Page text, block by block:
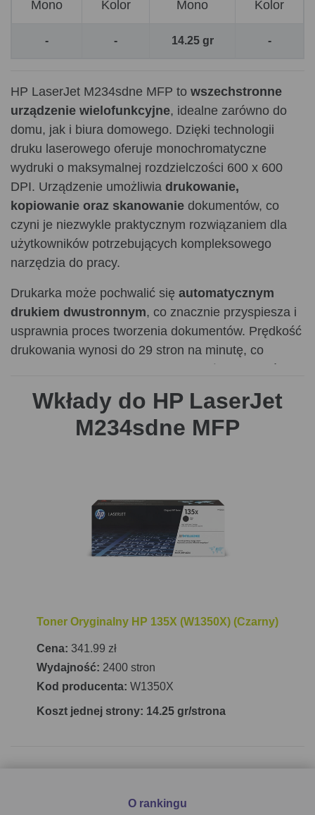
Mono Kolor Mono Kolor
- - 14.25 gr -
HP LaserJet M234sdne MFP to wszechstronne
urządzenie wielofunkcyjne, idealne zarówno do
domu, jak i biura domowego. Dzięki technologii
druku laserowego oferuje monochromatyczne
wydruki o maksymalnej rozdzielczości 600 x 600
DPI. Urządzenie umożliwia drukowanie,
kopiowanie oraz skanowanie dokumentów, co
czyni je niezwykle praktycznym rozwiązaniem dla
użytkowników potrzebujących kompleksowego
narzędzia do pracy.
Drukarka może pochwalić się automatycznym
drukiem dwustronnym, co znacznie przyspiesza i
usprawnia proces tworzenia dokumentów. Prędkość
drukowania wynosi do 29 stron na minutę, co
dokumentów (ADF) o pojemności 40 arkuszy, co
ułatwia skanowanie i kopiowanie wielostronicowych
skanowania to 216 x 297 mm.
Jeśli chodzi o łączność, HP LaserJet M234sdne
MFP oferuje port USB orazpołączenie LAN
AirPrint i Mopria Print Service. Obsługa papieru
obejmuje różne typy nośników, w tym kartki, koperty,
etykiety, kartki pocztowe i szorstki papier, z
gramaturą od 60 do 163 g/m². Urządzenie posiada
podajnik na 150 arkuszy oraz odbiornik na 100
Wkłady do HP LaserJet
M234sdne MFP
Toner Oryginalny HP 135X (W1350X) (Czarny)
Cena: 341.99 zł
Wydajność: 2400 stron
Kod producenta: W1350X
Koszt jednej strony: 14.25 gr/strona
O rankingu